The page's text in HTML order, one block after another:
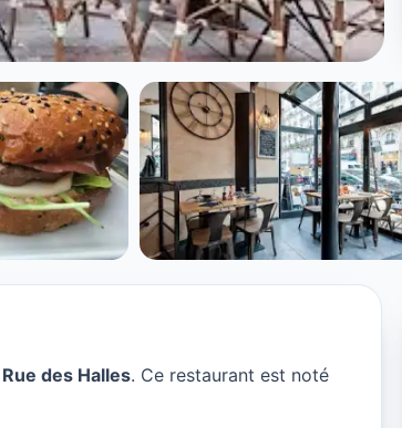
Rue des Halles. Ce restaurant est noté